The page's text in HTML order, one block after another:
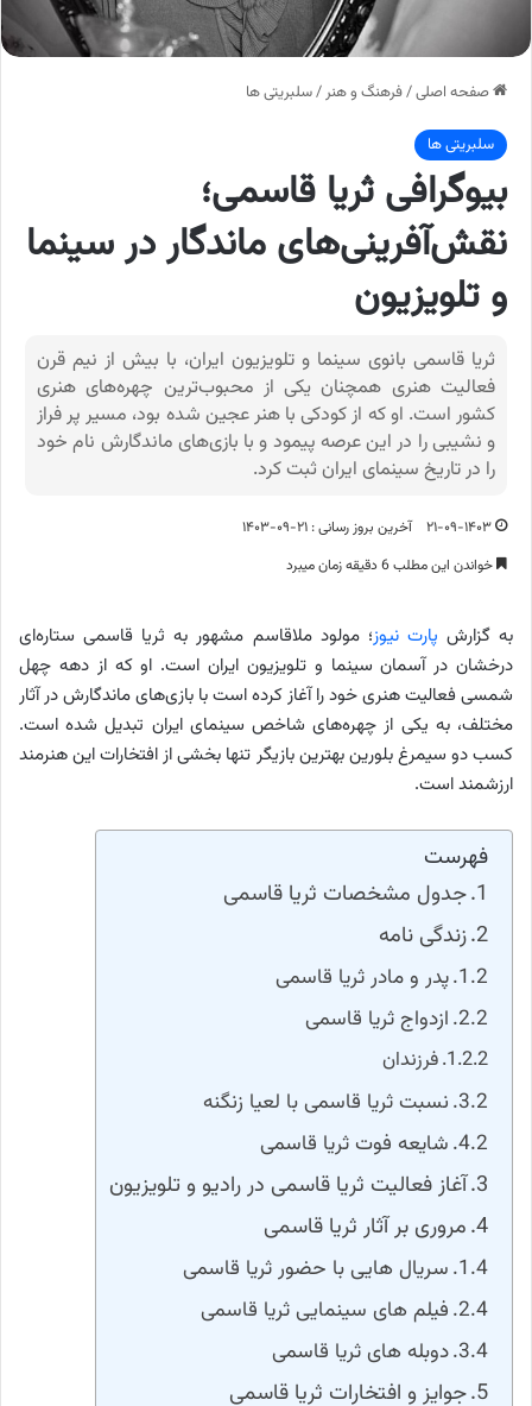
صفحه اصلی/فرهنگ و هنر/سلبریتی ها
سلبریتی ها
بیوگرافی ثریا قاسمی؛
نقش‌آفرینی‌های ماندگار در سینما
و تلویزیون
ثریا قاسمی بانوی سینما و تلویزیون ایران، با بیش از نیم قرن
فعالیت هنری همچنان یکی از محبوب‌ترین چهره‌های هنری
کشور است. او که از کودکی با هنر عجین شده بود، مسیر پر فراز
و نشیبی را در این عرصه پیمود و با بازی‌های ماندگارش نام خود
را در تاریخ سینمای ایران ثبت کرد.
۲۱-۰۹-۱۴۰۳
آخرین بروز رسانی : ۲۱-۰۹-۱۴۰۳
خواندن این مطلب 6 دقیقه زمان میبرد
به گزارش پارت نیوز؛ مولود ملاقاسم مشهور به ثریا قاسمی ستاره‌ای
درخشان در آسمان سینما و تلویزیون ایران است. او که از دهه چهل
شمسی فعالیت هنری خود را آغاز کرده است با بازی‌های ماندگارش در آثار
مختلف، به یکی از چهره‌های شاخص سینمای ایران تبدیل شده است.
کسب دو سیمرغ بلورین بهترین بازیگر تنها بخشی از افتخارات این هنرمند
ارزشمند است.
فهرست
جدول مشخصات ثریا قاسمی
زندگی نامه
پدر و مادر ثریا قاسمی
ازدواج ثریا قاسمی
فرزندان
نسبت ثریا قاسمی با لعیا زنگنه
شایعه فوت ثریا قاسمی
آغاز فعالیت ثریا قاسمی در رادیو و تلویزیون
مروری بر آثار ثریا قاسمی
سریال هایی با حضور ثریا قاسمی
فیلم‌ های سینمایی ثریا قاسمی
دوبله های ثریا قاسمی
جوایز و افتخارات ثریا قاسمی